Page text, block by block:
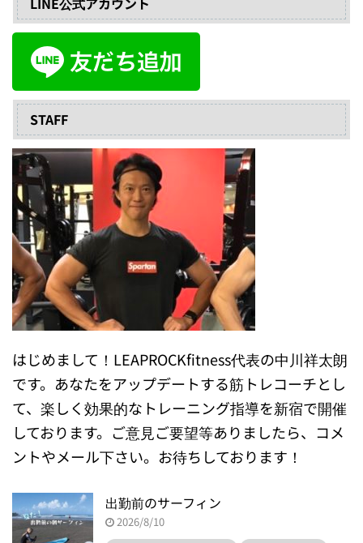
STAFF
はじめまして！LEAPROCKfitness代表の中川祥太朗
です。あなたをアップデートする筋トレコーチとし
て、楽しく効果的なトレーニング指導を新宿で開催
しております。ご意見ご要望等ありましたら、コメ
ントやメール下さい。お待ちしております！
出勤前のサーフィン
2026/8/10